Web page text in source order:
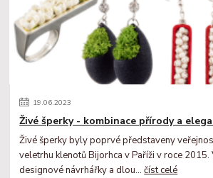
19.06.2023
Živé šperky - kombinace přírody a
Živé šperky byly poprvé představeny
veletrhu klenotů Bijorhca v Paříži v roce
designové návrhářky a dlou...číst celé